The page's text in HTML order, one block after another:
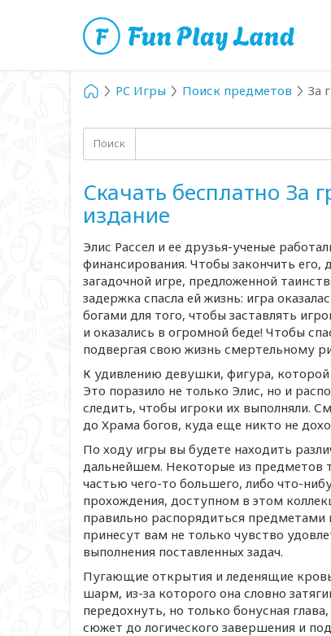
PC Игры Поиск предметов За
Поиск
Скачать бесплатно За
издание
Элис Рассел и ее друзья-ученые
финансирования. Чтобы закончить его,
загадочной игре, предложенной
задержка спасла ей жизнь: игра
богами для того, чтобы заставлять
и оказались в огромной беде! Чтобы
подвергая свою жизнь смертельному
К удивлению девушки, фигура, которой
Это поразило не только Элис, но и
следить, чтобы игроки их выполняли.
до Храма богов, куда еще никто не
По ходу игры вы будете находить
дальнейшем. Некоторые из предметов
частью чего-то большего, либо что-
прохождения, доступном в этом
правильно распорядиться предметами
принесут вам не только чувство
выполнения поставленных задач.
Пугающие открытия и леденящие
шарм, из-за которого она словно
передохнуть, но только бонусная
сюжет до логического завершения и